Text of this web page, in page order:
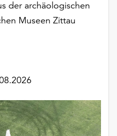
der archäologischen
Museen Zittau